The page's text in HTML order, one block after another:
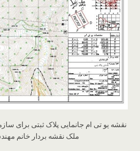
نقشه یو تی ام جانمایی پلاک ثبتی برای
ملک نقشه بردار خانم مهندس آبکار